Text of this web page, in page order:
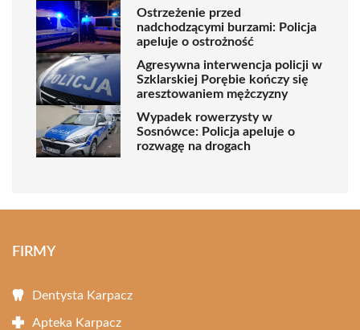
Ostrzeżenie przed
nadchodzącymi burzami: Policja
apeluje o ostrożność
Agresywna interwencja policji w
Szklarskiej Porębie kończy się
aresztowaniem mężczyzny
Wypadek rowerzysty w
Sosnówce: Policja apeluje o
rozwagę na drogach
FIRMY
Dentysta Karpacz
Apteka Karpacz